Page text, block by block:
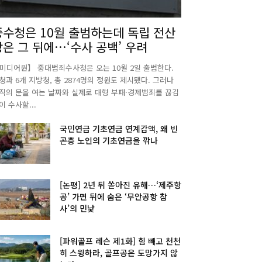
청은 10월 출범하는데 독립 전산
그 뒤에…‘수사 공백’ 우려
디어원】 중대범죄수사청은 오는 10월 2일 출범한다.
과 6개 지방청, 총 2874명의 정원도 제시됐다. 그러나
의 문을 여는 날짜와 실제로 대형 부패·경제범죄를 끊김
수사할...
국민연금 기초연금 연계감액, 왜 빈
곤층 노인의 기초연금을 깎나
[논평] 2년 뒤 쏟아진 유해…‘제주항
공’ 가면 뒤에 숨은 ‘무안공항 참
사’의 민낯
[파워골프 레슨 제1화] 힘 빼고 천천
히 스윙하라, 골프공은 도망가지 않